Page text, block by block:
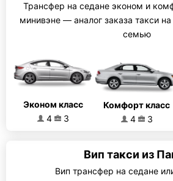
Трансфер на седане эконом и
минивэне — аналог заказа такси
семью
Эконом класс
4
3
Комфорт класс
4
3
Вип такси из
Вип трансфер на седане